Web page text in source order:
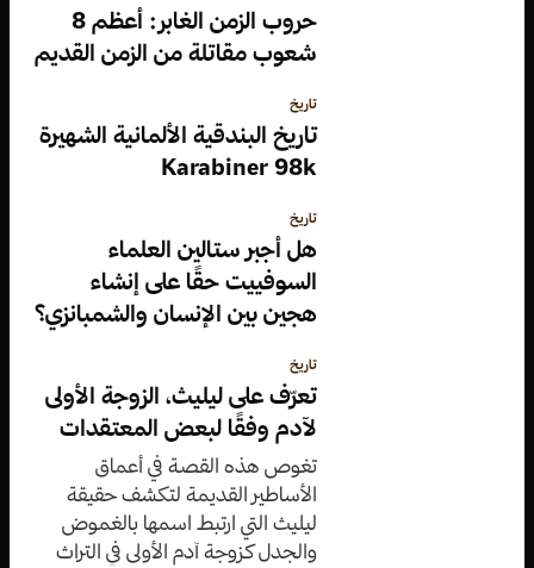
حروب الزمن الغابر: أعظم 8
شعوب مقاتلة من الزمن القديم
تاريخ
تاريخ البندقية الألمانية الشهيرة
Karabiner 98k
تاريخ
هل أجبر ستالين العلماء
السوفييت حقًا على إنشاء
هجين بين الإنسان والشمبانزي؟
تاريخ
تعرّف على ليليث، الزوجة الأولى
لآدم وفقًا لبعض المعتقدات
تغوص هذه القصة في أعماق
الأساطير القديمة لتكشف حقيقة
ليليث التي ارتبط اسمها بالغموض
والجدل كزوجة آدم الأولى في التراث